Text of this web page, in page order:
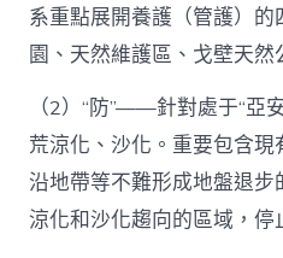
系重點展開養護（管護）
園、天然維護區、戈壁天然
（2）“防”——針對處于“亞
荒涼化、沙化。重要包含
沿地帶等不難形成地盤退
涼化和沙化趨向的區域，停